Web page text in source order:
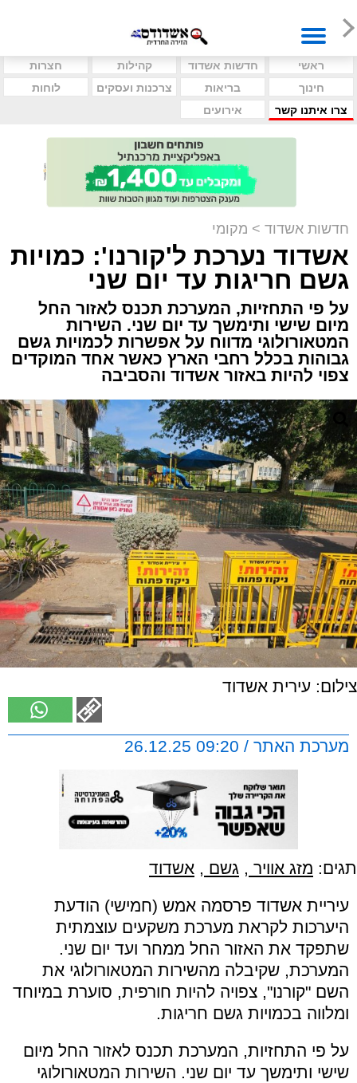
ראשי חדשות אשדוד קהילות
חצרות
חינוך
בריאות צרכנות ועסקים
לוחות
צרו איתנו קשר
אירועים
חדשות אשדוד > מקומי
אשדוד נערכת ל'קורנו': כמויות
גשם חריגות עד יום שני
על פי התחזיות, המערכת תכנס לאזור החל
מיום שישי ותימשך עד יום שני. השירות
המטאורולוגי מדווח על אפשרות לכמויות גשם
גבוהות בכלל רחבי הארץ כאשר אחד המוקדים
צפוי להיות באזור אשדוד והסביבה
צילום: עירית אשדוד
מערכת האתר / 09:20 26.12.25
תגים: מזג אוויר , גשם , אשדוד
עיריית אשדוד פרסמה אמש (חמישי) הודעת
היערכות לקראת מערכת משקעים עוצמתית
שתפקד את האזור החל ממחר ועד יום שני.
המערכת, שקיבלה מהשירות המטאורולוגי את
השם "קורנו", צפויה להיות חורפית, סוערת במיוחד
ומלווה בכמויות גשם חריגות.
על פי התחזיות, המערכת תכנס לאזור החל מיום
שישי ותימשך עד יום שני. השירות המטאורולוגי